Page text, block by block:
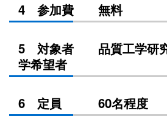
4 参加費 無料
5 対象者 品質工学研究
学希望者
6 定員 60名程度